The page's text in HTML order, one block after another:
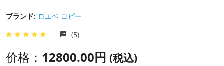
ブランド: ロエベ コピー
(5)
价格： 12800.00円 (税込)